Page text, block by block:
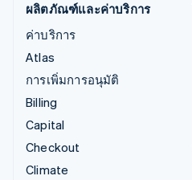
ผลิตภัณฑ์และค่าบริการ
ค่าบริการ
Atlas
การเพิ่มการอนุมัติ
Billing
Capital
Checkout
Climate